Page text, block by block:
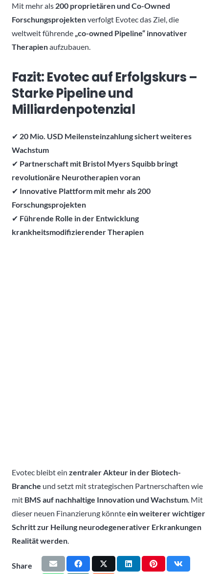
Mit mehr als 200 proprietären und Co-Owned
Forschungsprojektenverfolgt Evotec das Ziel, die
weltweit führende „co-owned Pipeline“ innovativer
Therapienaufzubauen.
Fazit: Evotec auf Erfolgskurs –
Starke Pipeline und
Milliardenpotenzial
✔ 20 Mio. USD Meilensteinzahlung sichert weiteres
Wachstum
✔ Partnerschaft mit Bristol Myers Squibb bringt
revolutionäre Neurotherapien voran
✔ Innovative Plattform mit mehr als 200
Forschungsprojekten
✔ Führende Rolle in der Entwicklung
krankheitsmodifizierender Therapien
Evotec bleibt ein zentraler Akteur in der Biotech-
Branche und setzt mit strategischen Partnerschaften wie
mit BMS auf nachhaltige Innovation und Wachstum. Mit
dieser neuen Finanzierung könnteein weiterer wichtiger
Schritt zur Heilung neurodegenerativer Erkrankungen
Realität werden.
Share